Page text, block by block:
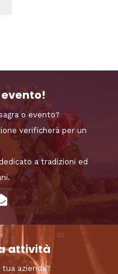
o evento?
verificherà per un
a tradizioni ed
attività
azienda?